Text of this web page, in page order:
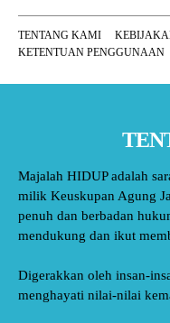
TENTANG KAMI
KETENTUAN PENGGUNAAN
Majalah HIDUP adalah
milik Keuskupan Agung
penuh dan berbadan
mendukung dan ikut
Digerakkan oleh insan-
menghayati nilai-nilai